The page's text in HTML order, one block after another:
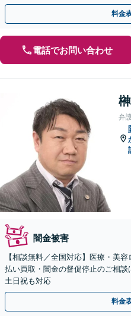
まず、お気軽にご相談ください。【
料金
電話でお問い合わせ
弁
闇金被害
【相談無料／全国対応】医療・美
払い買取・闇金の督促停止のご相
土日祝も対応
料金